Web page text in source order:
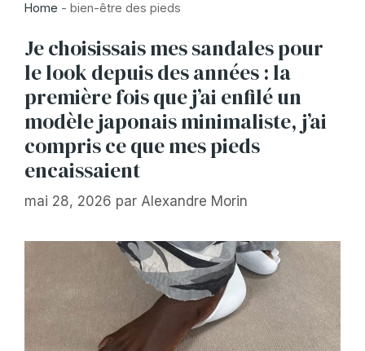
Home - bien-être des pieds
Je choisissais mes sandales pour
le look depuis des années : la
première fois que j’ai enfilé un
modèle japonais minimaliste, j’ai
compris ce que mes pieds
encaissaient
mai 28, 2026 par Alexandre Morin